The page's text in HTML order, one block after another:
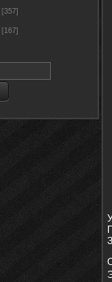
[357]
[167]